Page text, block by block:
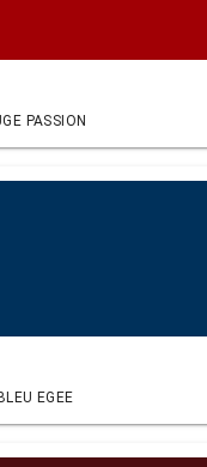
PASSION
EGEE